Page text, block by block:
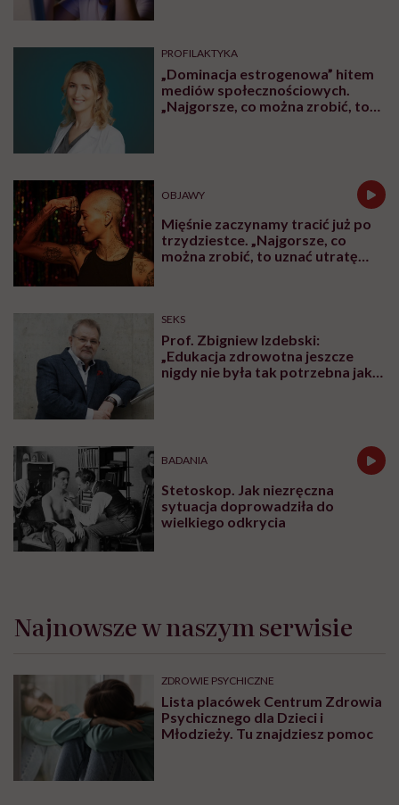
PROFILAKTYKA
„Dominacja estrogenowa” hitem
mediów społecznościowych.
„Najgorsze, co można zrobić, to
OBJAWY
Mięśnie zaczynamy tracić już po
trzydziestce. „Najgorsze, co
można zrobić, to uznać utratę
SEKS
Prof. Zbigniew Izdebski:
„Edukacja zdrowotna jeszcze
nigdy nie była tak potrzebna jak
BADANIA
Stetoskop. Jak niezręczna
sytuacja doprowadziła do
wielkiego odkrycia
Najnowsze w naszym serwisie
ZDROWIE PSYCHICZNE
Lista placówek Centrum Zdrowia
Psychicznego dla Dzieci i
Młodzieży. Tu znajdziesz pomoc